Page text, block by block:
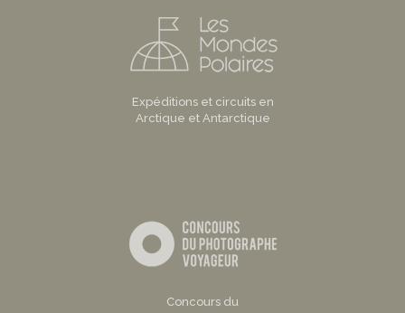
Expéditions et circuits en
Arctique et Antarctique
Concours du